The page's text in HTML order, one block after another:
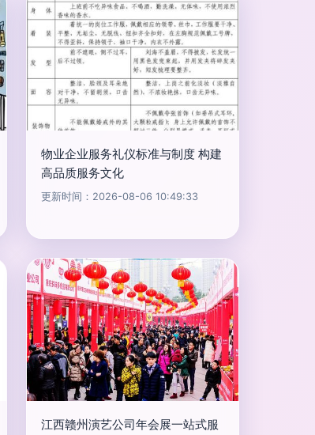
物业企业服务礼仪标准与制度 构建
高品质服务文化
更新时间：2026-08-06 10:49:33
江西赣州演艺公司年会展一站式服